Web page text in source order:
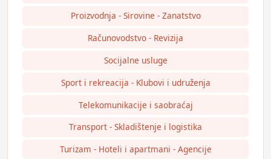
Proizvodnja - Sirovine - Zanatstvo
Računovodstvo - Revizija
Socijalne usluge
Sport i rekreacija - Klubovi i udruženja
Telekomunikacije i saobraćaj
Transport - Skladištenje i logistika
Turizam - Hoteli i apartmani - Agencije